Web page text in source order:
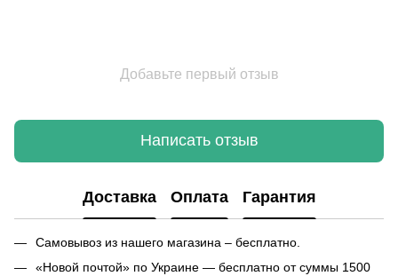
Добавьте первый отзыв
Написать отзыв
Доставка Оплата Гарантия
Самовывоз из нашего магазина – бесплатно.
«Новой почтой» по Украине — бесплатно от суммы 1500